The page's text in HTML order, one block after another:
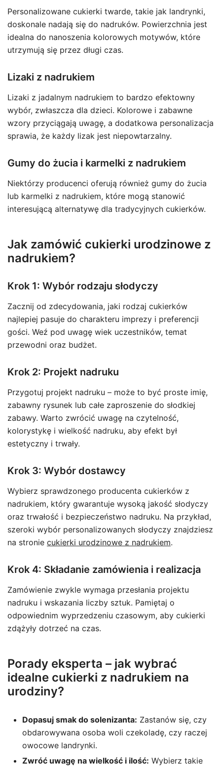
Personalizowane cukierki twarde, takie jak landrynki,
doskonale nadają się do nadruków. Powierzchnia jest
idealna do nanoszenia kolorowych motywów, które
utrzymują się przez długi czas.
Lizaki z nadrukiem
Lizaki z jadalnym nadrukiem to bardzo efektowny
wybór, zwłaszcza dla dzieci. Kolorowe i zabawne
wzory przyciągają uwagę, a dodatkowa personalizacja
sprawia, że każdy lizak jest niepowtarzalny.
Gumy do żucia i karmelki z nadrukiem
Niektórzy producenci oferują również gumy do żucia
lub karmelki z nadrukiem, które mogą stanowić
interesującą alternatywę dla tradycyjnych cukierków.
Jak zamówić cukierki urodzinowe z
nadrukiem?
Krok 1: Wybór rodzaju słodyczy
Zacznij od zdecydowania, jaki rodzaj cukierków
najlepiej pasuje do charakteru imprezy i preferencji
gości. Weź pod uwagę wiek uczestników, temat
przewodni oraz budżet.
Krok 2: Projekt nadruku
Przygotuj projekt nadruku – może to być proste imię,
zabawny rysunek lub całe zaproszenie do słodkiej
zabawy. Warto zwrócić uwagę na czytelność,
kolorystykę i wielkość nadruku, aby efekt był
estetyczny i trwały.
Krok 3: Wybór dostawcy
Wybierz sprawdzonego producenta cukierków z
nadrukiem, który gwarantuje wysoką jakość słodyczy
oraz trwałość i bezpieczeństwo nadruku. Na przykład,
szeroki wybór personalizowanych słodyczy znajdziesz
na stronie cukierki urodzinowe z nadrukiem.
Krok 4: Składanie zamówienia i realizacja
Zamówienie zwykle wymaga przesłania projektu
nadruku i wskazania liczby sztuk. Pamiętaj o
odpowiednim wyprzedzeniu czasowym, aby cukierki
zdążyły dotrzeć na czas.
Porady eksperta – jak wybrać
idealne cukierki z nadrukiem na
urodziny?
Dopasuj smak do solenizanta: Zastanów się, czy
obdarowywana osoba woli czekoladę, czy raczej
owocowe landrynki.
Zwróć uwagę na wielkość i ilość: Wybierz takie